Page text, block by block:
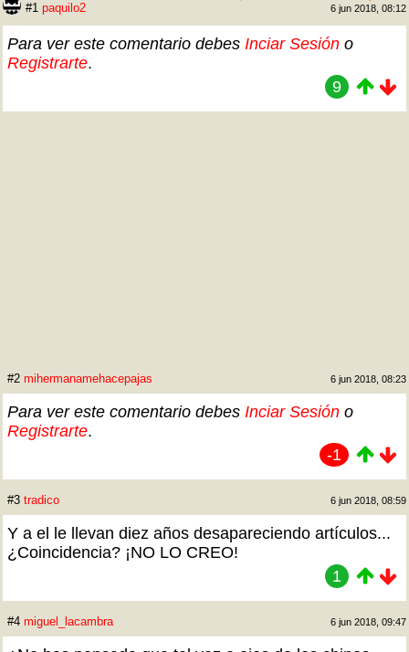
#1 paquilo2 6 jun 2018, 08:12
Para ver este comentario debes Inciar Sesión o
Registrarte.
9
#2 mihermanamehacepajas 6 jun 2018, 08:23
Para ver este comentario debes Inciar Sesión o
Registrarte.
-1
#3 tradico 6 jun 2018, 08:59
Y a el le llevan diez años desapareciendo artículos...
¿Coincidencia? ¡NO LO CREO!
1
#4 miguel_lacambra 6 jun 2018, 09:47